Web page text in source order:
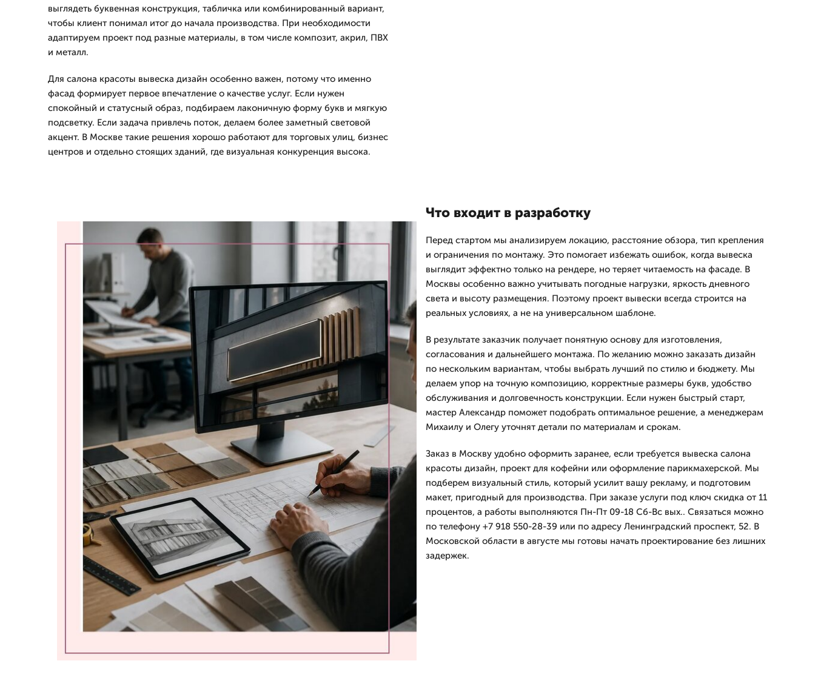
выглядеть буквенная конструкция, табличка или комбинированный вариант,
чтобы клиент понимал итог до начала производства. При необходимости
адаптируем проект под разные материалы, в том числе композит, акрил, ПВХ
и металл.
Для салона красоты вывеска дизайн особенно важен, потому что именно
фасад формирует первое впечатление о качестве услуг. Если нужен
спокойный и статусный образ, подбираем лаконичную форму букв и мягкую
подсветку. Если задача привлечь поток, делаем более заметный световой
акцент. В Москве такие решения хорошо работают для торговых улиц, бизнес
центров и отдельно стоящих зданий, где визуальная конкуренция высока.
Что входит в разработку
Перед стартом мы анализируем локацию, расстояние обзора, тип крепления
и ограничения по монтажу. Это помогает избежать ошибок, когда вывеска
выглядит эффектно только на рендере, но теряет читаемость на фасаде. В
Москвы особенно важно учитывать погодные нагрузки, яркость дневного
света и высоту размещения. Поэтому проект вывески всегда строится на
реальных условиях, а не на универсальном шаблоне.
В результате заказчик получает понятную основу для изготовления,
согласования и дальнейшего монтажа. По желанию можно заказать дизайн
по нескольким вариантам, чтобы выбрать лучший по стилю и бюджету. Мы
делаем упор на точную композицию, корректные размеры букв, удобство
обслуживания и долговечность конструкции. Если нужен быстрый старт,
мастер Александр поможет подобрать оптимальное решение, а менеджерам
Михаилу и Олегу уточнят детали по материалам и срокам.
Заказ в Москву удобно оформить заранее, если требуется вывеска салона
красоты дизайн, проект для кофейни или оформление парикмахерской. Мы
подберем визуальный стиль, который усилит вашу рекламу, и подготовим
макет, пригодный для производства. При заказе услуги под ключ скидка от 11
процентов, а работы выполняются Пн-Пт 09-18 Сб-Вс вых.. Связаться можно
по телефону +7 918 550-28-39 или по адресу Ленинградский проспект, 52. В
Московской области в августе мы готовы начать проектирование без лишних
задержек.